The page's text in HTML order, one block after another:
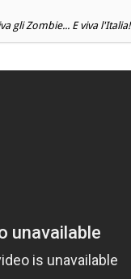
gli Zombie... E viva l'Italia!